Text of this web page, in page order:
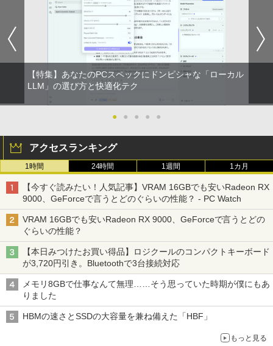
【特集】あなたのPCスペックにドンピシャな「ローカル
LLM」の選び方と快適化テク
● ● ● ● ●
アクセスランキング
1時間 24時間 1週間 1カ月
【今すぐ読みたい！人気記事】VRAM 16GBでも安いRadeon RX
9000、GeForceで言うとどのぐらいの性能？ - PC Watch
VRAM 16GBでも安いRadeon RX 9000、GeForceで言うとどの
ぐらいの性能？
【本日みつけたお買い得品】ロジクールのコンパクトキーボード
が3,720円引き。Bluetoothで3台接続対応
メモリ8GBで仕事なんて無理……そう思っていた時期が僕にもあ
りました
HBMの速さとSSDの大容量を兼ね備えた「HBF」
もっと見る